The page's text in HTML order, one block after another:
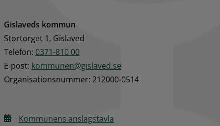
Gislaveds kommun
Stortorget 1, Gislaved
Telefon: 0371-810 00
E‑post: kommunen@gislaved.se
Organisationsnummer: 212000-0514
Kommunens anslagstavla